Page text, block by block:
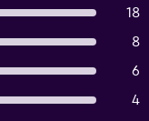
18
8
6
4